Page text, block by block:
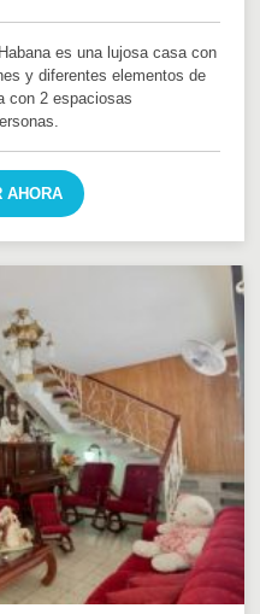
es una lujosa casa con
y diferentes elementos de
con 2 espaciosas
AHORA